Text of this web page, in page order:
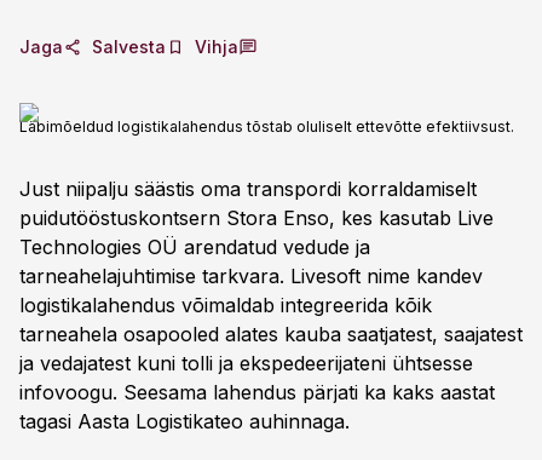
Jaga Salvesta Vihja
Läbimõeldud logistikalahendus tõstab oluliselt ettevõtte efektiivsust.
Just niipalju säästis oma transpordi korraldamiselt
puidutööstuskontsern Stora Enso, kes kasutab Live
Technologies OÜ arendatud vedude ja
tarneahelajuhtimise tarkvara. Livesoft nime kandev
logistikalahendus võimaldab integreerida kõik
tarneahela osapooled alates kauba saatjatest, saajatest
ja vedajatest kuni tolli ja ekspedeerijateni ühtsesse
infovoogu. Seesama lahendus pärjati ka kaks aastat
tagasi Aasta Logistikateo auhinnaga.